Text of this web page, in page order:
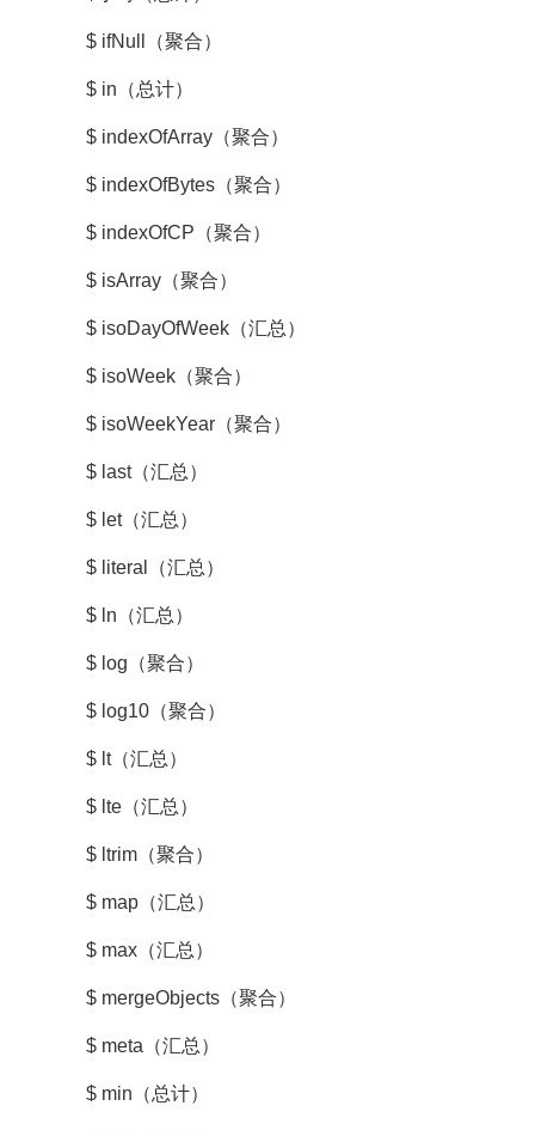
$ ifNull（聚合）
$ in（总计）
$ indexOfArray（聚合）
$ indexOfBytes（聚合）
$ indexOfCP（聚合）
$ isArray（聚合）
$ isoDayOfWeek（汇总）
$ isoWeek（聚合）
$ isoWeekYear（聚合）
$ last（汇总）
$ let（汇总）
$ literal（汇总）
$ ln（汇总）
$ log（聚合）
$ log10（聚合）
$ lt（汇总）
$ lte（汇总）
$ ltrim（聚合）
$ map（汇总）
$ max（汇总）
$ mergeObjects（聚合）
$ meta（汇总）
$ min（总计）